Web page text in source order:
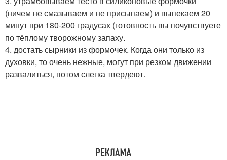
(ничем не смазываем и не присыпаем) и выпекаем 20
минут при 180-200 градусах (готовность вы почувствуете
по тёплому творожному запаху.
4. достать сырники из формочек. Когда они только из
духовки, то очень нежные, могут при резком движении
развалиться, потом слегка твердеют.